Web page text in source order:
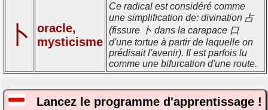
卜
oracle,
mysticisme
Ce radical est considéré comme
une simplification de: divination 占
(fissure 卜 dans la carapace 口
d'une tortue à partir de laquelle on
prédisait l'avenir). Il est parfois lu
comme une bifurcation d'une route.
Lancez le programme d'apprentissage !